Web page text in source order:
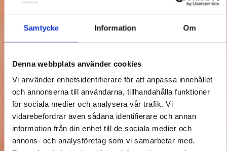
Samtycke Information Om
Denna webbplats använder cookies
Vi använder enhetsidentifierare för att anpassa innehållet
och annonserna till användarna, tillhandahålla funktioner
för sociala medier och analysera vår trafik. Vi
vidarebefordrar även sådana identifierare och annan
information från din enhet till de sociala medier och
annons- och analysföretag som vi samarbetar med.
populär behandling som kan ge dig ett
piggare och mer ungdomligt utseende.